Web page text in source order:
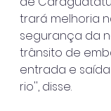
trará melhoria
segurança da
trânsito de
entrada e
rio'', disse.